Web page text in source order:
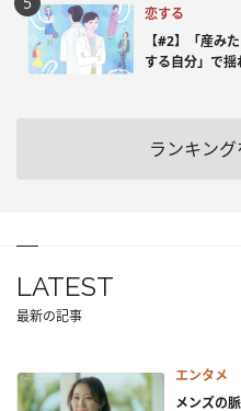
恋する
【#2】「産み
する自分」で
ランキン
LATEST
最新の記事
エンタメ
メンズの